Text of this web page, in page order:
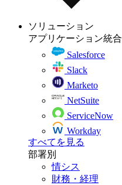
ソリューション
アプリケーション統合
Salesforce
Slack
Marketo
NetSuite
ServiceNow
Workday
すべてを見る
部署別
情シス
財務・経理